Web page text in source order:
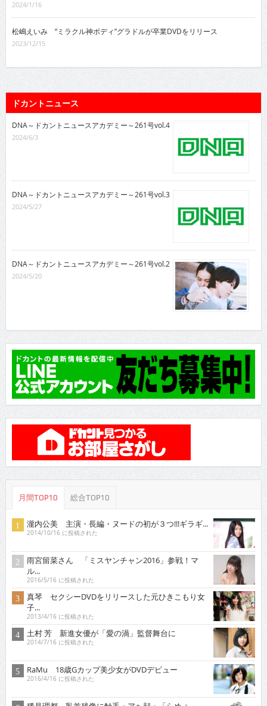
2024/1/16
松嶋えいみ “ミラクル神ボディ”グラドルが卒業DVDをリリース
2023/12/15
ドカントニュース
DNA～ドカントニュースアカデミー～261号vol.4
2024/6/3
DNA～ドカントニュースアカデミー～261号vol.3
2024/5/27
DNA～ドカントニュースアカデミー～261号vol.2
2024/5/20
月間TOP10 総合TOP10
瀧内公美 主演・長編・ヌードの初が３つ!!!ギラギ...
2014/10/16 に投稿された
雨宮留菜さん 「ミスヤンチャン2016」参戦！マ
ル...
2016/5/16 に投稿された
真琴 セクシーDVDをリリースした元ひきこもり女
子...
2013/4/16 に投稿された
土村 芳 新進女優が「愛の渦」監督舞台に
2014/7/16 に投稿された
RaMu 18歳Gカップ美少女がDVDデビュー
2016/4/16 に投稿された